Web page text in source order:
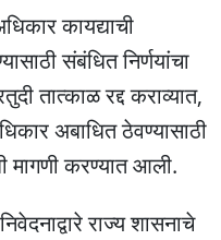
कायद्याची
संबंधित निर्णयांचा
तात्काळ रद्द कराव्यात,
अबाधित ठेवण्यासाठी
करण्यात आली.
राज्य शासनाचे